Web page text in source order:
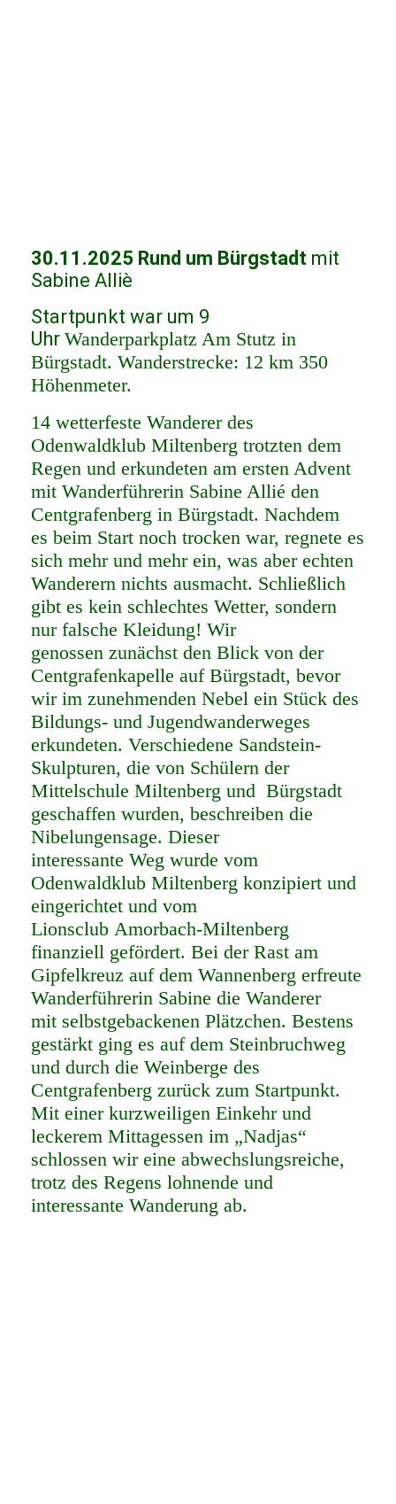
30.11.2025 Rund um Bürgstadt mit
Sabine Alliè
Startpunkt war um 9
Uhr Wanderparkplatz Am Stutz in
Bürgstadt. Wanderstrecke: 12 km 350
Höhenmeter.
14 wetterfeste Wanderer des
Odenwaldklub Miltenberg trotzten dem
Regen und erkundeten am ersten Advent
mit Wanderführerin Sabine Allié den
Centgrafenberg in Bürgstadt. Nachdem
es beim Start noch trocken war, regnete es
sich mehr und mehr ein, was aber echten
Wanderern nichts ausmacht. Schließlich
gibt es kein schlechtes Wetter, sondern
nur falsche Kleidung! Wir
genossen zunächst den Blick von der
Centgrafenkapelle auf Bürgstadt, bevor
wir im zunehmenden Nebel ein Stück des
Bildungs- und Jugendwanderweges
erkundeten. Verschiedene Sandstein-
Skulpturen, die von Schülern der
Mittelschule Miltenberg und Bürgstadt
geschaffen wurden, beschreiben die
Nibelungensage. Dieser
interessante Weg wurde vom
Odenwaldklub Miltenberg konzipiert und
eingerichtet und vom
Lionsclub Amorbach-Miltenberg
finanziell gefördert. Bei der Rast am
Gipfelkreuz auf dem Wannenberg erfreute
Wanderführerin Sabine die Wanderer
mit selbstgebackenen Plätzchen. Bestens
gestärkt ging es auf dem Steinbruchweg
und durch die Weinberge des
Centgrafenberg zurück zum Startpunkt.
Mit einer kurzweiligen Einkehr und
leckerem Mittagessen im „Nadjas“
schlossen wir eine abwechslungsreiche,
trotz des Regens lohnende und
interessante Wanderung ab.